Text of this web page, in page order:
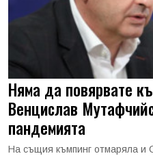
Няма да повярвате
Венцислав
пандемията
На същия къмпинг отмаряла и